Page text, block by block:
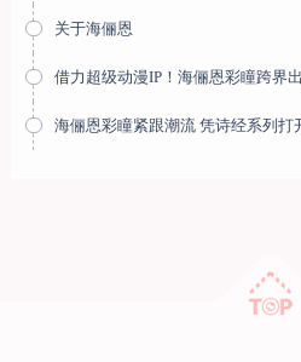
关于海俪恩
借力超级动漫IP！海俪恩彩瞳跨界
海俪恩彩瞳紧跟潮流 凭诗经系列打